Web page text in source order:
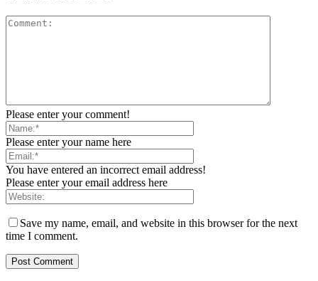
Please enter your comment!
Please enter your name here
You have entered an incorrect email address!
Please enter your email address here
Save my name, email, and website in this browser for the next
time I comment.